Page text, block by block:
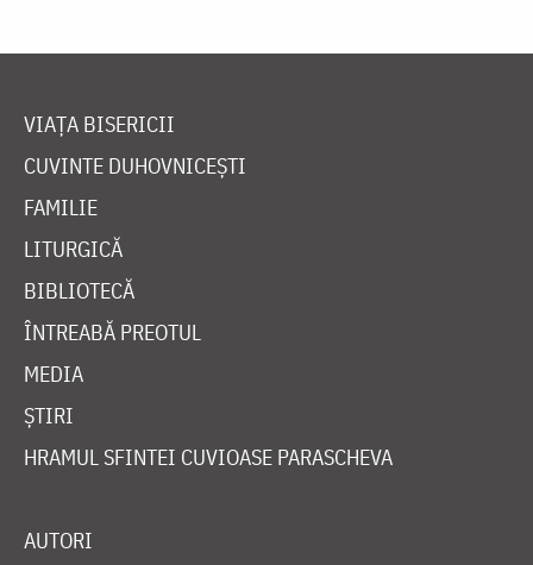
VIAȚA BISERICII
CUVINTE DUHOVNICEȘTI
FAMILIE
LITURGICĂ
BIBLIOTECĂ
ÎNTREABĂ PREOTUL
MEDIA
ȘTIRI
HRAMUL SFINTEI CUVIOASE PARASCHEVA
AUTORI